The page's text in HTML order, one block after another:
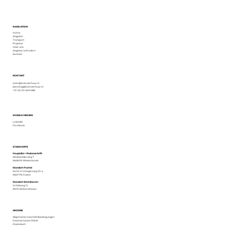
NAVIGATION
Home
Angebot
Transport
Projekte
Über uns
Angebot anfordern
Kontakt
STANDORTE
Hauptsitz + Postanschrift
Madepolderweg 7
9608 PX Westerbroek
Standort Foxhol
Korte Groningerweg 33-a
9607 PS Foxhol
Standort Eemshaven
Schildweg 12
9979 XR Eemshaven
KONTAKT
koko@kokoverhuur.nl
planning@kokoverhuur.nl
+31 (0) 50 4041488
SOZIALE MEDIEN
LinkedIn
Facebook
ANDERE
Allgemeine Geschäftsbedingungen
Datenschutzrichtlinie
Impressum